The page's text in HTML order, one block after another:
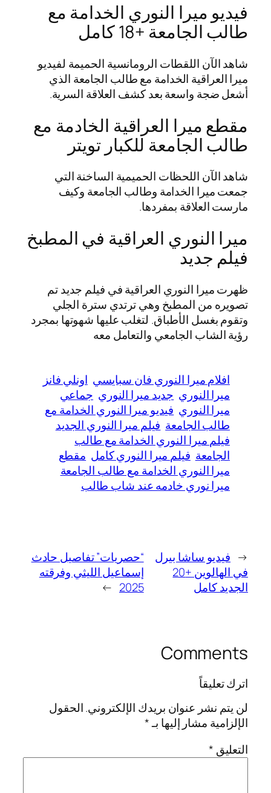
فيديو ميرا النوري الخدامة مع
طالب الجامعة +18 كامل
شاهد الآن اللقطات الرومانسية الحميمة لفيديو
ميرا العراقية الخدامة مع طالب الجامعة الذي
أشعل ضجة واسعة بعد كشف العلاقة السرية.
مقطع ميرا العراقية الخادمة مع
طالب الجامعة للكبار تويتر
شاهد الآن اللحظات الحميمية الساخنة التي
جمعت ميرا الخدامة وطالب الجامعة وكيف
مارست العلاقة بمفردها.
ميرا النوري العراقية في المطبخ
فيلم جديد
ظهرت ميرا النوري العراقية في فيلم جديد تم
تصويره من المطبخ وهي ترتدي سترة الجلي
وتقوم بغسل الأطباق. لتغلب عليها شهوتها بمجرد
رؤية الشاب الجامعي والتعامل معه
افلام ميرا النوري فان سبايسي اونلي فانز
ميرا النوري جديد ميرا النوري جماعي
ميرا النوري فيديو ميرا النوري الخدامة مع
طالب الجامعة فيلم ميرا النوري الجديد
فيلم ميرا النوري الخدامة مع طالب
الجامعة فيلم ميرا النوري كامل مقطع
ميرا النوري الخدامة مع طالب الجامعة
ميرا نوري خادمه عند شاب طالب
← فيديو ساشا بيرل
في الهالوين +20
الجديد كامل
“حصريات” تفاصيل حادث
إسماعيل الليثي وفرقته
2025
→
Comments
اترك تعليقاً
لن يتم نشر عنوان بريدك الإلكتروني.الحقول
الإلزامية مشار إليها بـ*
التعليق *